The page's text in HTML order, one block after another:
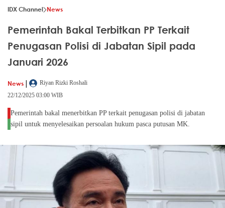
IDX Channel News
Pemerintah Bakal Terbitkan PP Terkait
Penugasan Polisi di Jabatan Sipil pada
Januari 2026
News |
Riyan Rizki Roshali
22/12/2025 03:00 WIB
Pemerintah bakal menerbitkan PP terkait penugasan polisi di jabatan
sipil untuk menyelesaikan persoalan hukum pasca putusan MK.